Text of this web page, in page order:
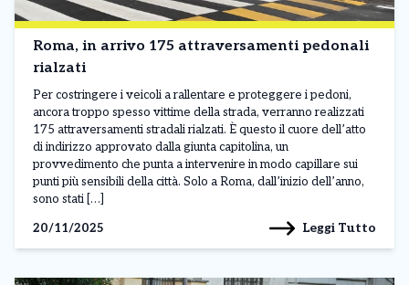
Roma, in arrivo 175 attraversamenti pedonali
rialzati
Per costringere i veicoli a rallentare e proteggere i pedoni,
ancora troppo spesso vittime della strada, verranno realizzati
175 attraversamenti stradali rialzati. È questo il cuore dell’atto
di indirizzo approvato dalla giunta capitolina, un
provvedimento che punta a intervenire in modo capillare sui
punti più sensibili della città. Solo a Roma, dall’inizio dell’anno,
sono stati […]
20/11/2025
Leggi Tutto